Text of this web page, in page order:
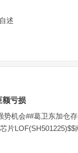
述
额亏损
势机会##葛卫东加仓
片